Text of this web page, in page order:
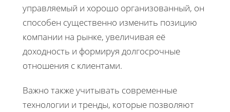
управляемый и хорошо организованный, он
способен существенно изменить позицию
компании на рынке, увеличивая её
доходность и формируя долгосрочные
отношения с клиентами.
Важно также учитывать современные
технологии и тренды, которые позволяют